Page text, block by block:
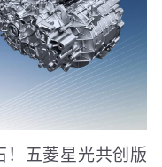
五菱星光共创版